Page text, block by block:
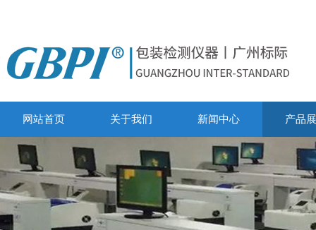
网站首页 关于我们 新闻中心 产品